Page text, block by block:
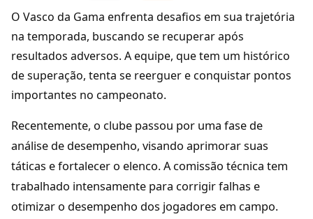
O Vasco da Gama enfrenta desafios em sua trajetória
na temporada, buscando se recuperar após
resultados adversos. A equipe, que tem um histórico
de superação, tenta se reerguer e conquistar pontos
importantes no campeonato.
Recentemente, o clube passou por uma fase de
análise de desempenho, visando aprimorar suas
táticas e fortalecer o elenco. A comissão técnica tem
trabalhado intensamente para corrigir falhas e
otimizar o desempenho dos jogadores em campo.